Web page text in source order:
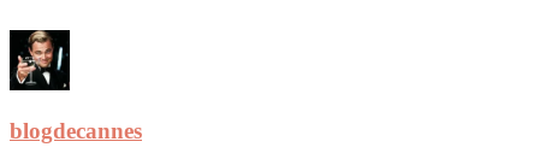
blogdecannes